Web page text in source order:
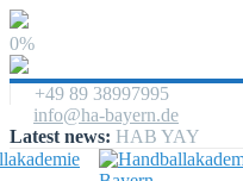
0%
+49 89 38997995
info@ha-bayern.de
Latest news: HAB YAY